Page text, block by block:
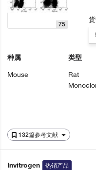
132篇参考文献
75
种属
Mouse
类型
Rat
Invitrogen 热销产品